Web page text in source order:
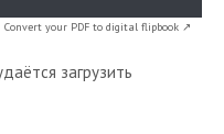
Convert your PDF to digital flipbook ↗
загрузить